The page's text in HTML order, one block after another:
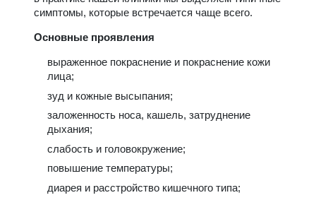
симптомы, которые встречается чаще всего.
Основные проявления
выраженное покраснение и покраснение кожи
лица;
зуд и кожные высыпания;
заложенность носа, кашель, затруднение
дыхания;
слабость и головокружение;
повышение температуры;
диарея и расстройство кишечного типа;